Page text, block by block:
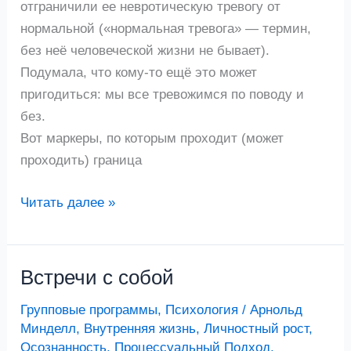
отграничили ее невротическую тревогу от
нормальной («нормальная тревога» — термин,
без неё человеческой жизни не бывает).
Подумала, что кому-то ещё это может
пригодиться: мы все тревожимся по поводу и
без.
Вот маркеры, по которым проходит (может
проходить) граница
Читать далее »
Встречи с собой
Групповые программы, Психология /Арнольд
Минделл, Внутренняя жизнь,Личностный рост,
Осознанность, Процессуальный Подход,
Встречи
собой